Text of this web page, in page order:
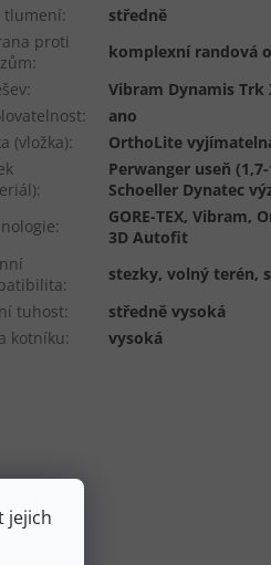
jejich
tlumení:
středně
proti
:
komplexní randová
:
Vibram Dynamis Trk
:
ano
(vložka):
OrthoLite
:
Perwanger useň
Schoeller Dynatec
:
GORE-TEX, Vibram,
3D Autofit
:
stezky, volný terén,
tuhost:
středně vysoká
kotníku: vysoká